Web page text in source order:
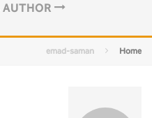
AUTHOR
Home
emad-saman